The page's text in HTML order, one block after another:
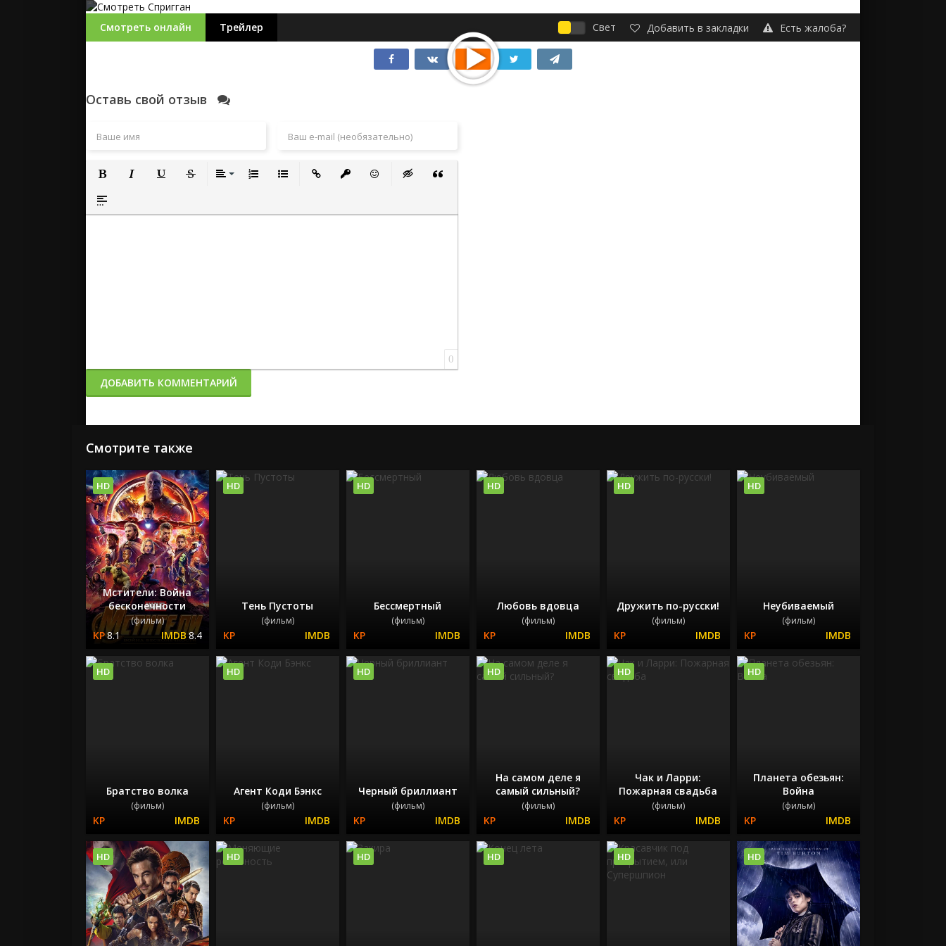
Смотреть онлайн Трейлер Свет Добавить в закладки Есть жалоба?
Оставь свой отзыв
Полужирный
Вставка спойлера
0
ДОБАВИТЬ КОММЕНТАРИЙ
Смотрите также
Мстители: Война
бесконечности
(фильм)
8.1 8.4
HD
Тень Пустоты
(фильм)
HD
Бессмертный
(фильм)
HD
Любовь вдовца
(фильм)
HD
Дружить по-русски!
(фильм)
HD
Неубиваемый
(фильм)
HD
Братство волка
(фильм)
HD
Агент Коди Бэнкс
(фильм)
HD
Черный бриллиант
(фильм)
HD
На самом деле я
самый сильный?
(фильм)
HD
Чак и Ларри:
Пожарная свадьба
(фильм)
HD
Планета обезьян:
Война
(фильм)
HD
HD HD HD HD HD HD